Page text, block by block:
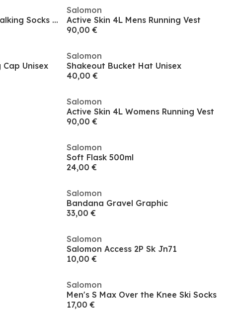
Lightweight Crew 2 Pack Walking Socks Unisex
Salomon
Active Skin 4L Mens Running Vest
90,00 €
Unisex
Salomon
Shakeout Bucket Hat Unisex
40,00 €
Salomon
Active Skin 4L Womens Running Vest
90,00 €
Salomon
Soft Flask 500ml
24,00 €
Salomon
Bandana Gravel Graphic
33,00 €
Salomon
Salomon Access 2P Sk Jn71
10,00 €
Salomon
Men's S Max Over the Knee Ski Socks
17,00 €